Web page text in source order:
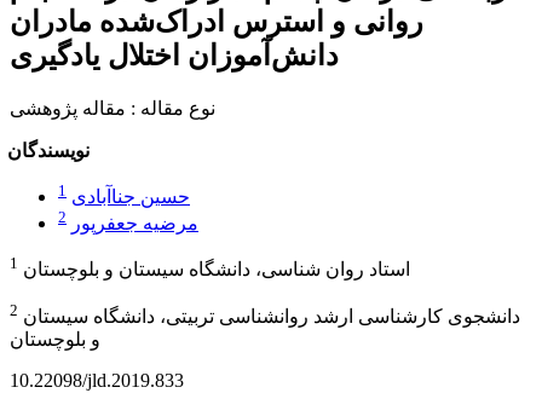
روانی و استرس ادراک‌شده مادران
دانش‌آموزان اختلال یادگیری
نوع مقاله : مقاله پژوهشی
نویسندگان
حسین جناآبادی 1
مرضیه جعفرپور 2
1 استاد روان شناسی، دانشگاه سیستان و بلوچستان
2
و بلوچستان
10.22098/jld.2019.833